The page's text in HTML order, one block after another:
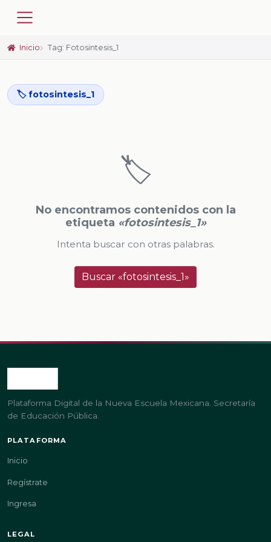
Inicio Tag: Fotosintesis_1
🏷️ fotosintesis_1
🏷️
No encontramos contenidos con la
etiqueta «fotosintesis_1»
Intenta buscar con otras palabras.
Buscar «fotosintesis_1»
Plataforma Digital de la Nueva Escuela Mexicana. Secretaría
de Educación Pública.
PLATAFORMA
Inicio
Regístrate
Ingresa
LEGAL